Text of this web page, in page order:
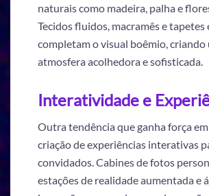
naturais como madeira, palha e
Tecidos fluidos, macramês e tapetes
completam o visual boêmio, criando
atmosfera acolhedora e sofisticada.
Interatividade e
Outra tendência que ganha força
criação de experiências interativas
convidados. Cabines de fotos
estações de realidade aumentada e